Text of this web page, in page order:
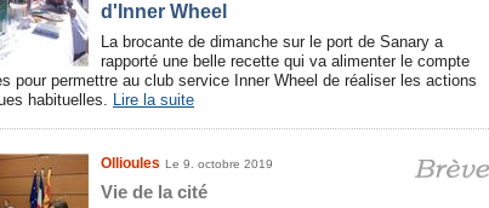
d'Inner Wheel
La brocante de dimanche sur le port de Sanary a
rapporté une belle recette qui va alimenter le compte
pour permettre au club service Inner Wheel de réaliser les actions
habituelles. Lire la suite
Ollioules Le 9. octobre 2019
Vie de la cité